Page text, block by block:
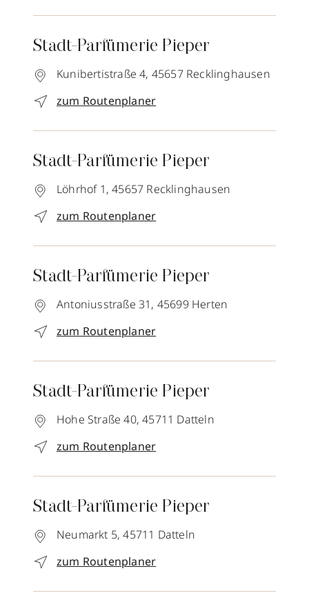
Stadt-Parfümerie Pieper
Kunibertistraße 4, 45657 Recklinghausen
zum Routenplaner
Stadt-Parfümerie Pieper
Löhrhof 1, 45657 Recklinghausen
zum Routenplaner
Stadt-Parfümerie Pieper
Antoniusstraße 31, 45699 Herten
zum Routenplaner
Stadt-Parfümerie Pieper
Hohe Straße 40, 45711 Datteln
zum Routenplaner
Stadt-Parfümerie Pieper
Neumarkt 5, 45711 Datteln
zum Routenplaner